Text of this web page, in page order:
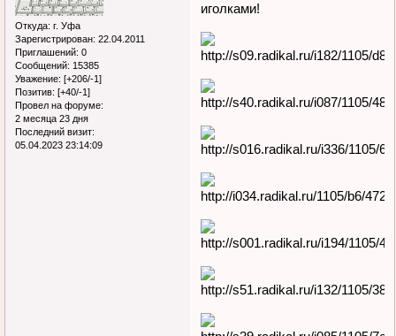
Откуда: г. Уфа
Зарегистрирован: 22.04.2011
Приглашений: 0
Сообщений: 15385
Уважение: [+206/-1]
Позитив: [+40/-1]
Провел на форуме:
2 месяца 23 дня
Последний визит:
05.04.2023 23:14:09
иголками!